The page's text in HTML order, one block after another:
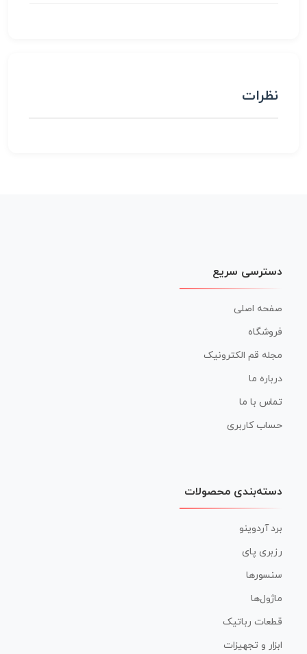
نظرات
دسترسی سریع
صفحه اصلی
فروشگاه
مجله قم الکترونیک
درباره ما
تماس با ما
حساب کاربری
دسته‌بندی محصولات
برد آردوینو
رزبری پای
سنسورها
ماژول‌ها
قطعات رباتیک
ابزار و تجهیزات